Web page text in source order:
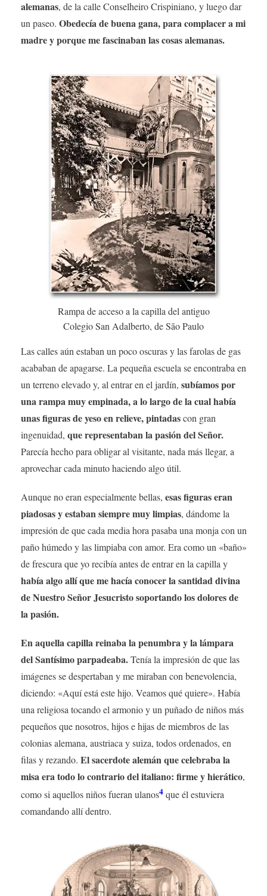
alemanas, de la calle Conselheiro Crispiniano, y luego dar
un paseo. Obedecía de buena gana, para complacer a mi
madre y porque me fascinaban las cosas alemanas.
Rampa de acceso a la capilla del antiguo
Colegio San Adalberto, de São Paulo
Las calles aún estaban un poco oscuras y las farolas de gas
acababan de apagarse. La pequeña escuela se encontraba en
un terreno elevado y, al entrar en el jardín, subíamos por
una rampa muy empinada, a lo largo de la cual había
unas figuras de yeso en relieve, pintadascon gran
ingenuidad, que representaban la pasión del Señor.
Parecía hecho para obligar al visitante, nada más llegar, a
aprovechar cada minuto haciendo algo útil.
Aunque no eran especialmente bellas, esas figuras eran
piadosas y estaban siempre muy limpias, dándome la
impresión de que cada media hora pasaba una monja con un
paño húmedo y las limpiaba con amor. Era como un «baño»
de frescura que yo recibía antes de entrar en la capilla y
había algo allí que me hacía conocer la santidad divina
de Nuestro Señor Jesucristo soportando los dolores de
la pasión.
En aquella capilla reinaba la penumbra y la lámpara
del Santísimo parpadeaba.Tenía la impresión de que las
imágenes se despertaban y me miraban con benevolencia,
diciendo: «Aquí está este hijo. Veamos qué quiere». Había
una religiosa tocando el armonio y un puñado de niños más
pequeños que nosotros, hijos e hijas de miembros de las
colonias alemana, austriaca y suiza, todos ordenados, en
filas y rezando. El sacerdote alemán que celebraba la
misa era todo lo contrario del italiano: firme y hierático,
como si aquellos niños fueran ulanos4que él estuviera
comandando allí dentro.